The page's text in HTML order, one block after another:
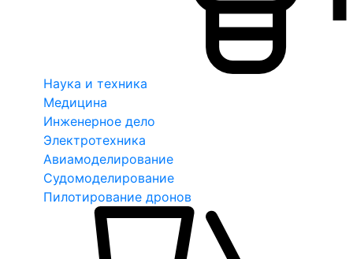
Наука и техника
Медицина
Инженерное дело
Электротехника
Авиамоделирование
Судомоделирование
Пилотирование дронов